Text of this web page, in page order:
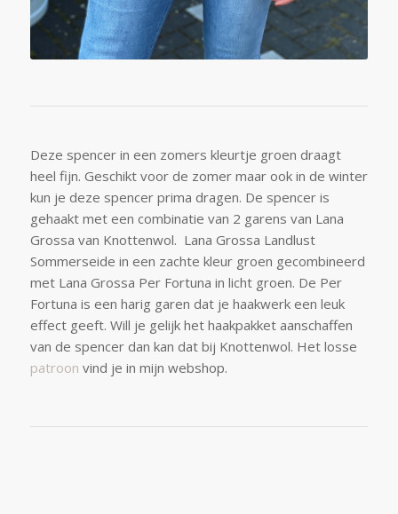
Deze spencer in een zomers kleurtje groen draagt
heel fijn. Geschikt voor de zomer maar ook in de winter
kun je deze spencer prima dragen. De spencer is
gehaakt met een combinatie van 2 garens van Lana
Grossa van Knottenwol. Lana Grossa Landlust
Sommerseide in een zachte kleur groen gecombineerd
met Lana Grossa Per Fortuna in licht groen. De Per
Fortuna is een harig garen dat je haakwerk een leuk
effect geeft. Will je gelijk het haakpakket aanschaffen
van de spencer dan kan dat bij Knottenwol. Het losse
patroon vind je in mijn webshop.